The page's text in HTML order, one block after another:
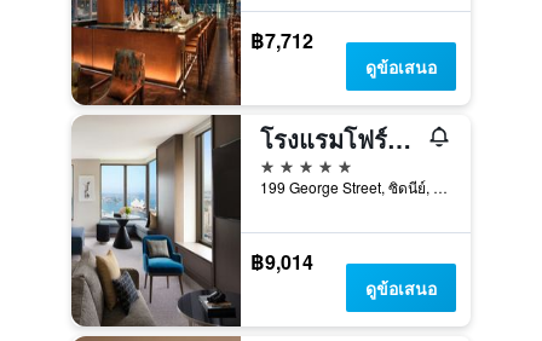
฿7,712
ดูข้อเสนอ
โรงแรมโฟร์ซีซั่นส์ ซิดนีย์
5 ดาว
199 George Street, ซิดนีย์, NSW, ออสเตรเลีย
฿9,014
ดูข้อเสนอ